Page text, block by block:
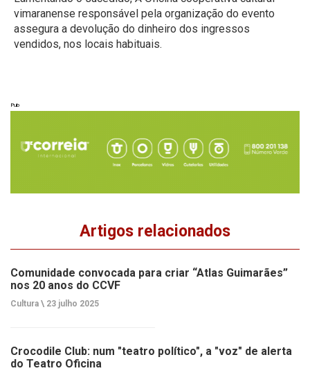
vimaranense responsável pela organização do evento
assegura a devolução do dinheiro dos ingressos
vendidos, nos locais habituais.
Pub
Artigos relacionados
Comunidade convocada para criar “Atlas Guimarães”
nos 20 anos do CCVF
Cultura \ 23 julho 2025
Crocodile Club: num "teatro político", a "voz" de alerta
do Teatro Oficina